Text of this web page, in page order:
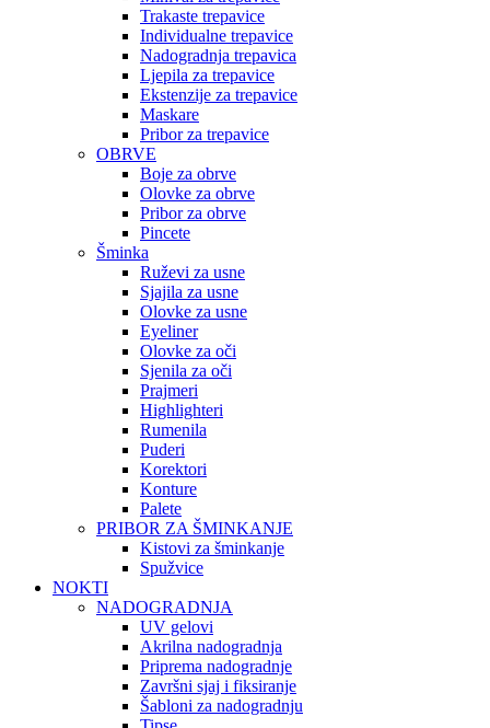
Trakaste trepavice
Individualne trepavice
Nadogradnja trepavica
Ljepila za trepavice
Ekstenzije za trepavice
Maskare
Pribor za trepavice
OBRVE
Boje za obrve
Olovke za obrve
Pribor za obrve
Pincete
Šminka
Ruževi za usne
Sjajila za usne
Olovke za usne
Eyeliner
Olovke za oči
Sjenila za oči
Prajmeri
Highlighteri
Rumenila
Puderi
Korektori
Konture
Palete
PRIBOR ZA ŠMINKANJE
Kistovi za šminkanje
Spužvice
NOKTI
NADOGRADNJA
UV gelovi
Akrilna nadogradnja
Priprema nadogradnje
Završni sjaj i fiksiranje
Šabloni za nadogradnju